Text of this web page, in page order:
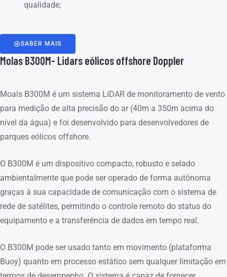
qualidade;
SABER MAIS
Molas B300M- Lidars eólicos offshore Doppler
Moals B300M é um sistema LiDAR de monitoramento de vento
para medição de alta precisão do ar (40m a 350m acima do
nível da água) e foi desenvolvido para desenvolvedores de
parques eólicos offshore.
O B300M é um dispositivo compacto, robusto e selado
ambientalmente que pode ser operado de forma autônoma
graças à sua capacidade de comunicação com o sistema de
rede de satélites, permitindo o controle remoto do status do
equipamento e a transferência de dados em tempo real.
O B300M pode ser usado tanto em movimento (plataforma
Buoy) quanto em processo estático sem qualquer limitação em